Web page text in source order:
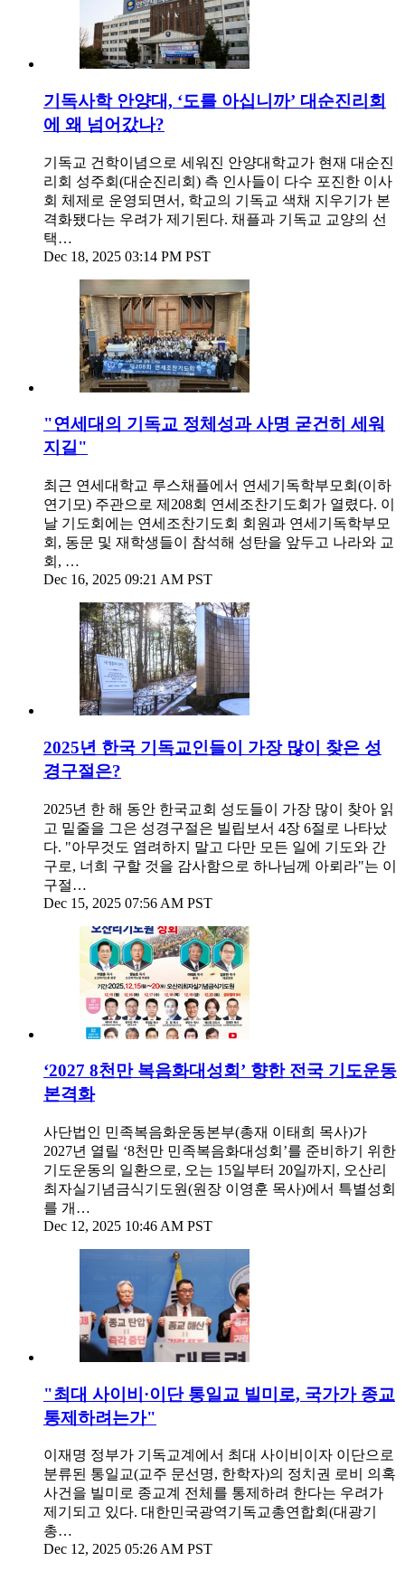
기독사학 안양대, ‘도를 아십니까’ 대순진리회
에 왜 넘어갔나?
기독교 건학이념으로 세워진 안양대학교가 현재 대순진
리회 성주회(대순진리회) 측 인사들이 다수 포진한 이사
회 체제로 운영되면서, 학교의 기독교 색채 지우기가 본
격화됐다는 우려가 제기된다. 채플과 기독교 교양의 선
택…
Dec 18, 2025 03:14 PM PST
"연세대의 기독교 정체성과 사명 굳건히 세워
지길"
최근 연세대학교 루스채플에서 연세기독학부모회(이하
연기모) 주관으로 제208회 연세조찬기도회가 열렸다. 이
날 기도회에는 연세조찬기도회 회원과 연세기독학부모
회, 동문 및 재학생들이 참석해 성탄을 앞두고 나라와 교
회, …
Dec 16, 2025 09:21 AM PST
2025년 한국 기독교인들이 가장 많이 찾은 성
경구절은?
2025년 한 해 동안 한국교회 성도들이 가장 많이 찾아 읽
고 밑줄을 그은 성경구절은 빌립보서 4장 6절로 나타났
다. "아무것도 염려하지 말고 다만 모든 일에 기도와 간
구로, 너희 구할 것을 감사함으로 하나님께 아뢰라"는 이
구절…
Dec 15, 2025 07:56 AM PST
‘2027 8천만 복음화대성회’ 향한 전국 기도운동
본격화
사단법인 민족복음화운동본부(총재 이태희 목사)가
2027년 열릴 ‘8천만 민족복음화대성회’를 준비하기 위한
기도운동의 일환으로, 오는 15일부터 20일까지, 오산리
최자실기념금식기도원(원장 이영훈 목사)에서 특별성회
를 개…
Dec 12, 2025 10:46 AM PST
"최대 사이비·이단 통일교 빌미로, 국가가 종교
통제하려는가"
이재명 정부가 기독교계에서 최대 사이비이자 이단으로
분류된 통일교(교주 문선명, 한학자)의 정치권 로비 의혹
사건을 빌미로 종교계 전체를 통제하려 한다는 우려가
제기되고 있다. 대한민국광역기독교총연합회(대광기
총…
Dec 12, 2025 05:26 AM PST